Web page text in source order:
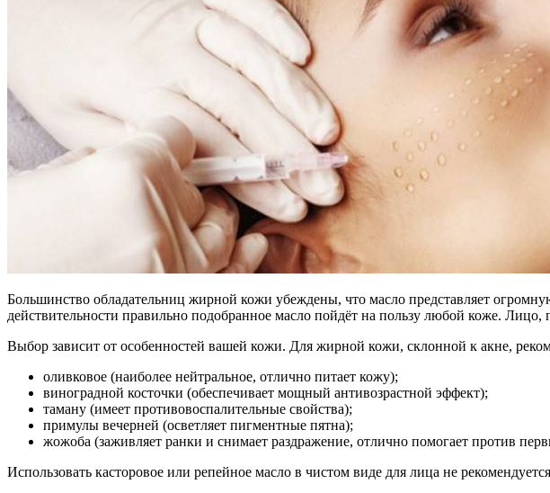
Большинство обладательниц жирной кожи убеждены, что масло представляет
действительности правильно подобранное масло пойдёт на пользу любой коже.
Выбор зависит от особенностей вашей кожи. Для жирной кожи, склонной к акне,
оливковое (наиболее нейтральное, отлично питает кожу);
виноградной косточки (обеспечивает мощный антивозрастной эффект);
таману (имеет противовоспалительные свойства);
примулы вечерней (осветляет пигментные пятна);
жожоба (заживляет ранки и снимает раздражение, отлично помогает против
Использовать касторовое или репейное масло в чистом виде для лица не